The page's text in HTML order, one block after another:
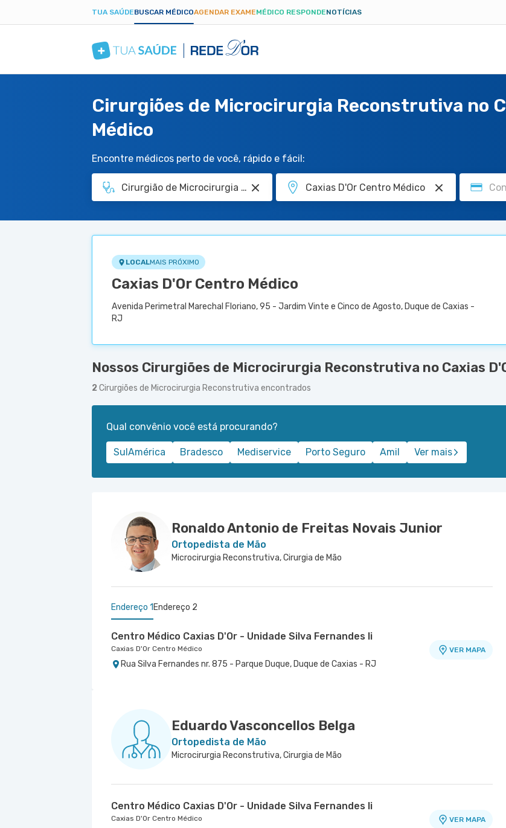
TUA SAÚDEBUSCAR MÉDICOAGENDAR EXAMEMÉDICO RESPONDENOTÍCIAS
Cirurgiões de Microcirurgia Reconstrutiva no
Médico
Encontre médicos perto de você, rápido e fácil:
LOCALMAIS PRÓXIMO
Caxias D'Or Centro Médico
Avenida Perimetral Marechal Floriano, 95 - Jardim Vinte e Cinco de Agosto, Duque de Caxias -
RJ
Nossos Cirurgiões de Microcirurgia Reconstrutiva no Caxias
2 Cirurgiões de Microcirurgia Reconstrutiva encontrados
Qual convênio você está procurando?
SulAmérica Bradesco Mediservice Porto Seguro Amil Ver mais
Ronaldo Antonio de Freitas Novais Junior
Ortopedista de Mão
Microcirurgia Reconstrutiva, Cirurgia de Mão
Endereço 1 Endereço 2
Centro Médico Caxias D'Or - Unidade Silva Fernandes Ii
Caxias D'Or Centro Médico
Rua Silva Fernandes nr. 875 - Parque Duque, Duque de Caxias - RJ
VER MAPA
Eduardo Vasconcellos Belga
Ortopedista de Mão
Microcirurgia Reconstrutiva, Cirurgia de Mão
Centro Médico Caxias D'Or - Unidade Silva Fernandes Ii
Caxias D'Or Centro Médico VER MAPA